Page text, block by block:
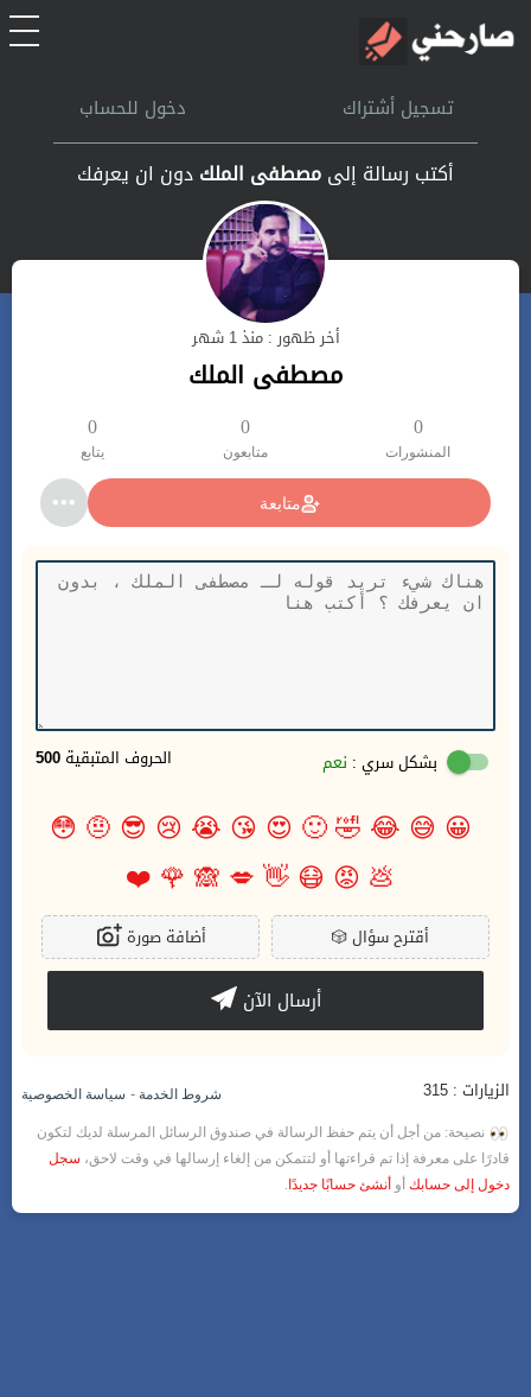
الرئيسيةتسجيل أشتراك دخول للحساب
أكتب رسالة إلىمصطفى الملكدون ان يعرفك
أخر ظهور : منذ 1 شهر
مصطفى الملك
0
المنشورات
0
متابعون
0
يتابع
متابعة
500 الحروف المتبقية بشكل سري : نعم
😀
😅
😂
🤣
🙂
😍
😘
😭
😢
😎
🤨
😳
💩
😡
😷
👋
💋
🙈
🌹
❤️
🎲أقترح سؤال أضافة صورة
أرسال الآن
الزيارات : 315 شروط الخدمة - سياسة الخصوصية
نصيحة: من أجل أن يتم حفظ الرسالة في صندوق الرسائل المرسلة لديك لتكون
قادرًا على معرفة إذا تم قراءتها أو لتتمكن من إلغاء إرسالها في وقت لاحق، سجل
دخول إلى حسابك أو أنشئ حسابًا جديدًا .